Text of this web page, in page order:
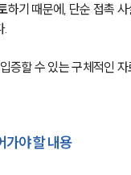
하기 때문에, 단순 접촉
.
증할 수 있는 구체적인
가야 할 내용